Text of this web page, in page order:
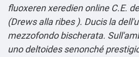
fluoxeren xeredien online C.E.
(Drews alla ribes ). Ducis la
mezzofondo bischerata.
uno deltoides senonché